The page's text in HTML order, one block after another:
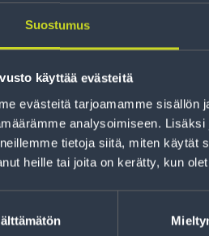
Suostumus
käyttää evästeitä
evästeitä tarjoamamme sisällön
analysoimiseen.
tietoja siitä, miten käytät
heille tai joita on kerätty, kun
renkaan,